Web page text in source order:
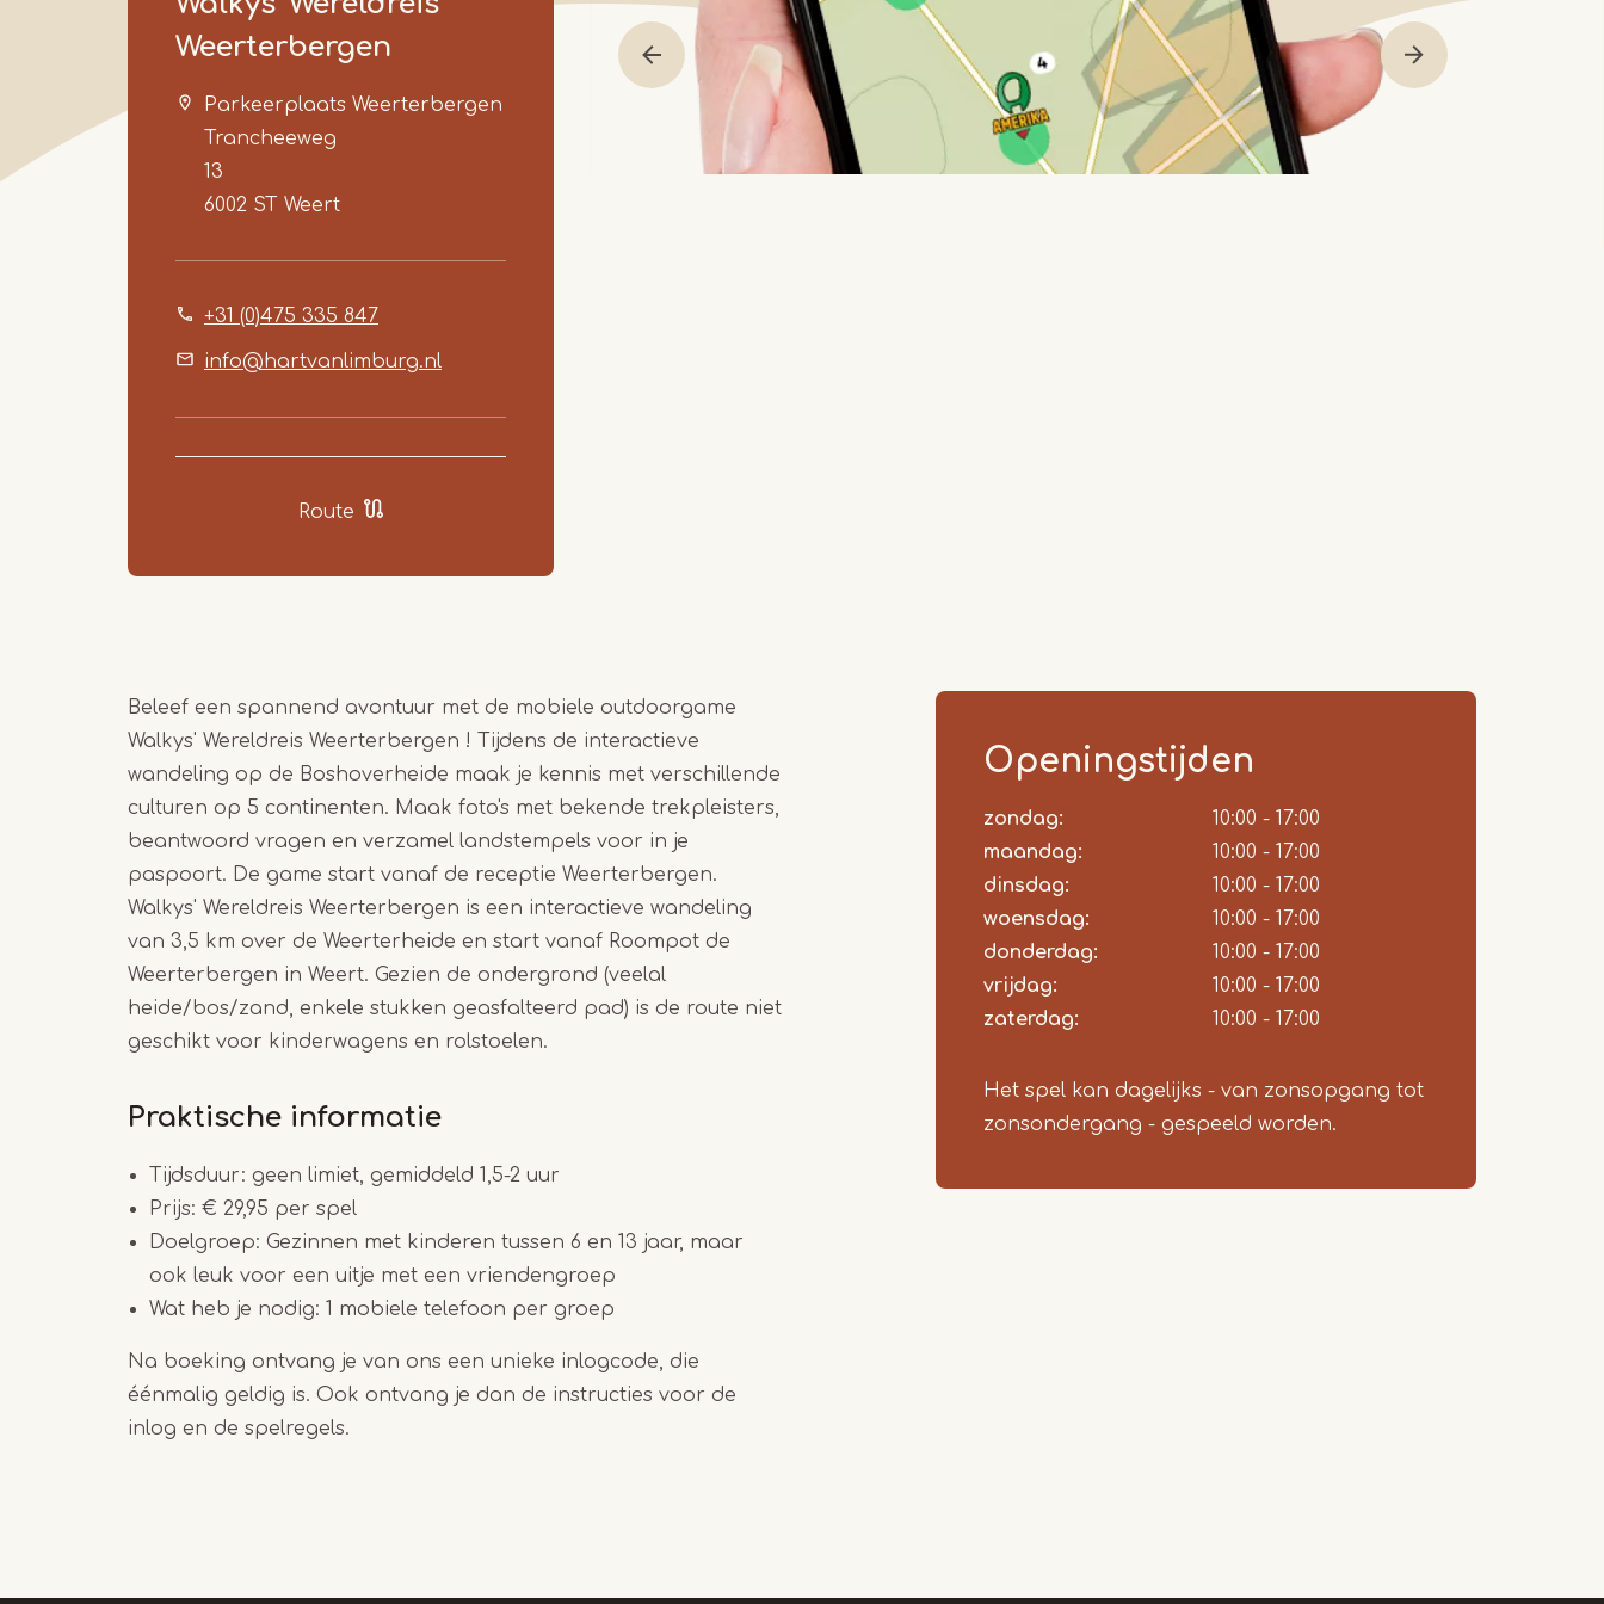
Weerterbergen
Parkeerplaats Weerterbergen
Trancheeweg
13
6002 ST Weert
+31 (0)475 335 847
info@hartvanlimburg.nl
Route
3
Beleef een spannend avontuur met de mobiele outdoorgame
Walkys' Wereldreis Weerterbergen ! Tijdens de interactieve
wandeling op de Boshoverheide maak je kennis met verschillende
culturen op 5 continenten. Maak foto's met bekende trekpleisters,
beantwoord vragen en verzamel landstempels voor in je
paspoort. De game start vanaf de receptie Weerterbergen.
Walkys' Wereldreis Weerterbergen is een interactieve wandeling
van 3,5 km over de Weerterheide en start vanaf Roompot de
Weerterbergen in Weert. Gezien de ondergrond (veelal
heide/bos/zand, enkele stukken geasfalteerd pad) is de route niet
geschikt voor kinderwagens en rolstoelen.
Praktische informatie
Tijdsduur: geen limiet, gemiddeld 1,5-2 uur
Prijs: € 29,95 per spel
Doelgroep: Gezinnen met kinderen tussen 6 en 13 jaar, maar
ook leuk voor een uitje met een vriendengroep
Wat heb je nodig: 1 mobiele telefoon per groep
Na boeking ontvang je van ons een unieke inlogcode, die
éénmalig geldig is. Ook ontvang je dan de instructies voor de
inlog en de spelregels.
Openingstijden
Dag
Time
slot
Reactie
zondag:
10:00 - 17:00
maandag:
10:00 - 17:00
dinsdag:
10:00 - 17:00
woensdag:
10:00 - 17:00
donderdag:
10:00 - 17:00
vrijdag:
10:00 - 17:00
zaterdag:
10:00 - 17:00
Het spel kan dagelijks - van zonsopgang tot
zonsondergang - gespeeld worden.